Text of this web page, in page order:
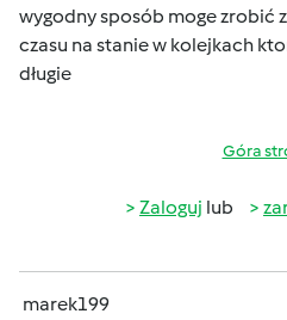
wygodny sposób moge zrobić
czasu na stanie w kolejkach
długie
Góra
Zaloguj lub
marek199